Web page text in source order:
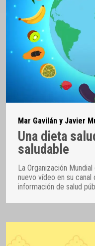
Mar Gavilán y Javier
Una dieta
saludable
La Organización
nuevo vídeo en su
información de salud